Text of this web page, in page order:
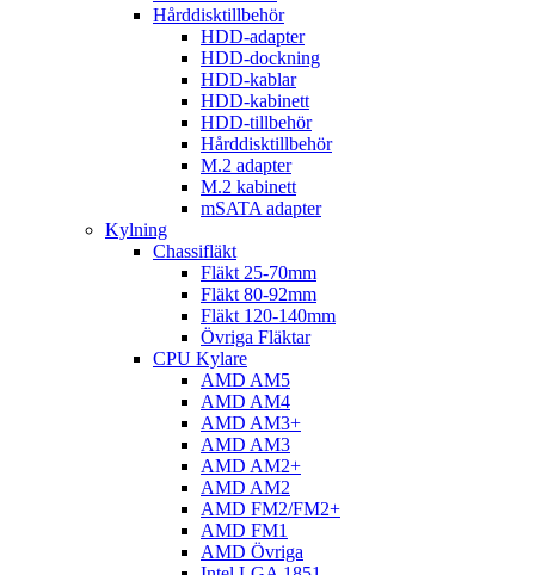
Hårddisktillbehör
HDD-adapter
HDD-dockning
HDD-kablar
HDD-kabinett
HDD-tillbehör
Hårddisktillbehör
M.2 adapter
M.2 kabinett
mSATA adapter
Kylning
Chassifläkt
Fläkt 25-70mm
Fläkt 80-92mm
Fläkt 120-140mm
Övriga Fläktar
CPU Kylare
AMD AM5
AMD AM4
AMD AM3+
AMD AM3
AMD AM2+
AMD AM2
AMD FM2/FM2+
AMD FM1
AMD Övriga